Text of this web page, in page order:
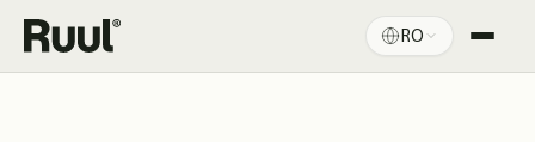
Acasă Ruul RO